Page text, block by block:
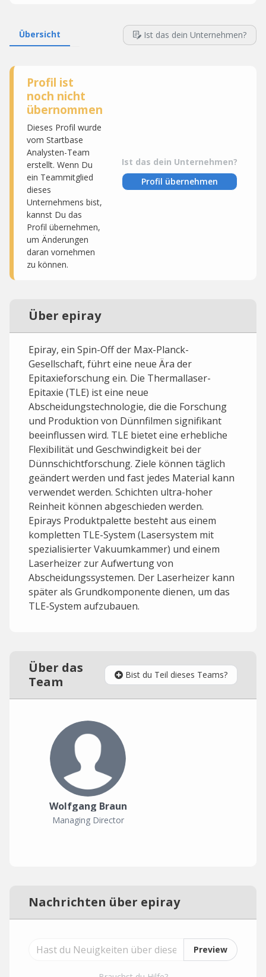
Übersicht Ist das dein Unternehmen?
Profil ist
noch nicht
übernommen
Dieses Profil wurde
vom Startbase
Analysten-Team
erstellt. Wenn Du
ein Teammitglied
dieses
Unternehmens bist,
kannst Du das
Profil übernehmen,
um Änderungen
daran vornehmen
zu können.
Ist das dein Unternehmen?
Profil übernehmen
Über epiray
Epiray, ein Spin-Off der Max-Planck-
Gesellschaft, führt eine neue Ära der
Epitaxieforschung ein. Die Thermallaser-
Epitaxie (TLE) ist eine neue
Abscheidungstechnologie, die die Forschung
und Produktion von Dünnfilmen signifikant
beeinflussen wird. TLE bietet eine erhebliche
Flexibilität und Geschwindigkeit bei der
Dünnschichtforschung. Ziele können täglich
geändert werden und fast jedes Material kann
verwendet werden. Schichten ultra-hoher
Reinheit können abgeschieden werden.
Epirays Produktpalette besteht aus einem
kompletten TLE-System (Lasersystem mit
spezialisierter Vakuumkammer) und einem
Laserheizer zur Aufwertung von
Abscheidungssystemen. Der Laserheizer kann
später als Grundkomponente dienen, um das
TLE-System aufzubauen.
Über das
Team
Bist du Teil dieses Teams?
Wolfgang Braun
Managing Director
Nachrichten über epiray
Preview